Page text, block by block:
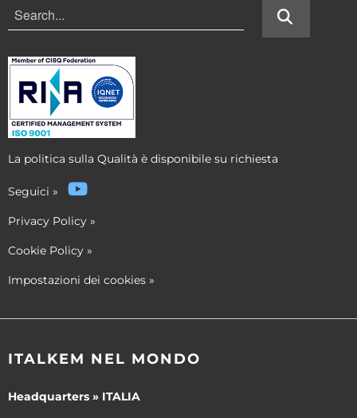
La politica sulla Qualità è disponibile su richiesta
Seguici »
Privacy Policy »
Cookie Policy »
Impostazioni dei cookies »
ITALKEM NEL MONDO
Headquarters » ITALIA